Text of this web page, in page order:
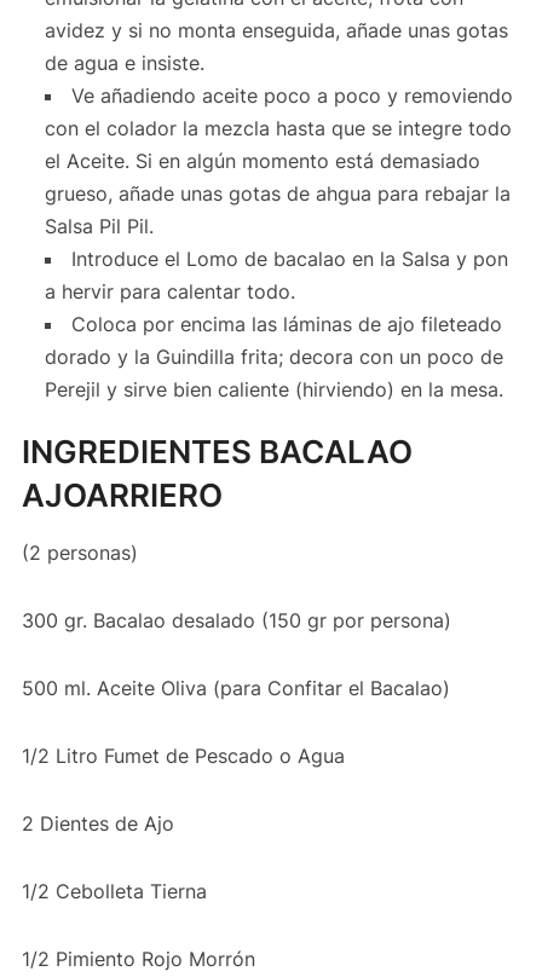
avidez y si no monta enseguida, añade unas gotas
de agua e insiste.
Ve añadiendo aceite poco a poco y removiendo
con el colador la mezcla hasta que se integre todo
el Aceite. Si en algún momento está demasiado
grueso, añade unas gotas de ahgua para rebajar la
Salsa Pil Pil.
Introduce el Lomo de bacalao en la Salsa y pon
a hervir para calentar todo.
Coloca por encima las láminas de ajo fileteado
dorado y la Guindilla frita; decora con un poco de
Perejil y sirve bien caliente (hirviendo) en la mesa.
INGREDIENTES BACALAO
AJOARRIERO
(2 personas)
300 gr. Bacalao desalado (150 gr por persona)
500 ml. Aceite Oliva (para Confitar el Bacalao)
1/2 Litro Fumet de Pescado o Agua
2 Dientes de Ajo
1/2 Cebolleta Tierna
1/2 Pimiento Rojo Morrón